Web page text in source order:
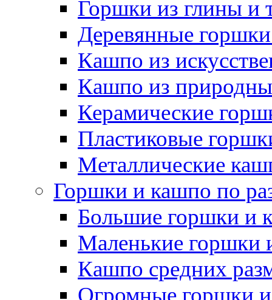
Горшки из глины и
Деревянные
Кашпо из
Кашпо из
Керамические
Пластиковые
Металлические
Горшки и кашпо по
Большие горшки и
Маленькие горшки
Кашпо средних
Огромные горшки